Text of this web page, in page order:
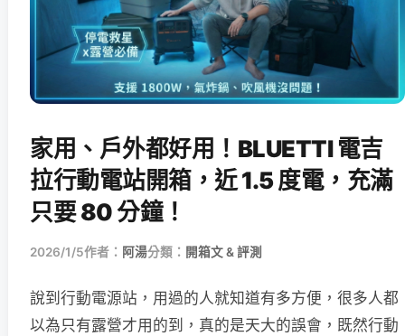
家用、戶外都好用！BLUETTI 電吉
拉行動電站開箱，近 1.5 度電，充滿
只要 80 分鐘！
2026/1/5作者： 阿湯分類： 開箱文 & 評測
說到行動電源站，用過的人就知道有多方便，很多人都
以為只有露營才用的到，真的是天大的誤會，既然行動